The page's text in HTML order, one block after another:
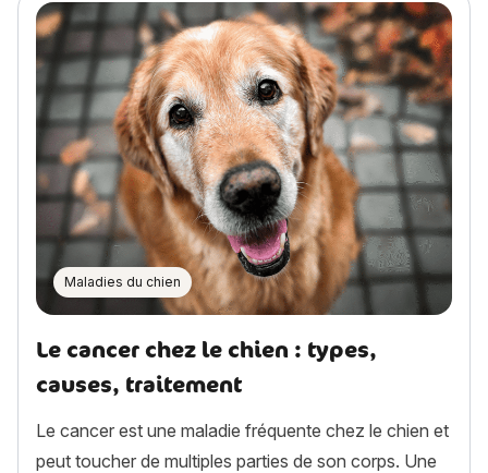
Maladies du chien
Le cancer chez le chien : types,
causes, traitement
Le cancer est une maladie fréquente chez le chien et
peut toucher de multiples parties de son corps. Une